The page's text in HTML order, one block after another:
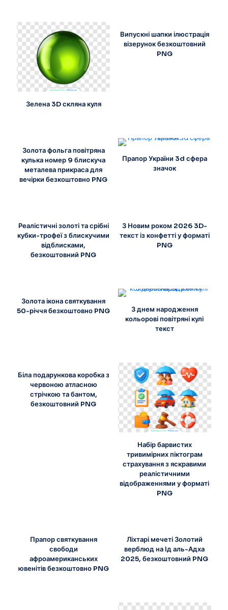
Зелена 3D скляна куля
Випускні шапки ілюстрація
візерунок безкоштовний
PNG
Золота фольга повітряна
кулька номер 9 блискуча
металева прикраса для
вечірки безкоштовно PNG
Прапор України 3d сфера
значок
Реалістичні золоті та срібні
кубки-трофеї з блискучими
відблисками,
безкоштовний PNG
З Новим роком 2026 3D-
текст із конфетті у форматі
PNG
Золота ікона святкування
50-річчя безкоштовно PNG
З днем народження
кольорові повітряні кулі
текст
Біла подарункова коробка з
червоною атласною
стрічкою та бантом,
безкоштовний PNG
Набір барвистих
тривимірних піктограм
страхування з яскравими
реалістичними
відображеннями у форматі
PNG
Прапор святкування
свободи
афроамериканських
ювенітів безкоштовно PNG
Ліхтарі мечеті Золотий
верблюд на Ід аль-Адха
2025, безкоштовний PNG